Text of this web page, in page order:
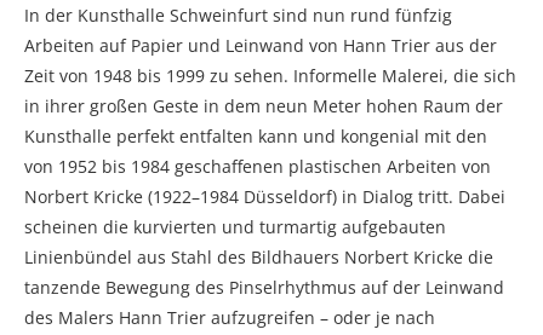
In der Kunsthalle Schweinfurt sind nun rund fünfzig
Arbeiten auf Papier und Leinwand von Hann Trier aus der
Zeit von 1948 bis 1999 zu sehen. Informelle Malerei, die sich
in ihrer großen Geste in dem neun Meter hohen Raum der
Kunsthalle perfekt entfalten kann und kongenial mit den
von 1952 bis 1984 geschaffenen plastischen Arbeiten von
Norbert Kricke (1922–1984 Düsseldorf) in Dialog tritt. Dabei
scheinen die kurvierten und turmartig aufgebauten
Linienbündel aus Stahl des Bildhauers Norbert Kricke die
tanzende Bewegung des Pinselrhythmus auf der Leinwand
des Malers Hann Trier aufzugreifen – oder je nach